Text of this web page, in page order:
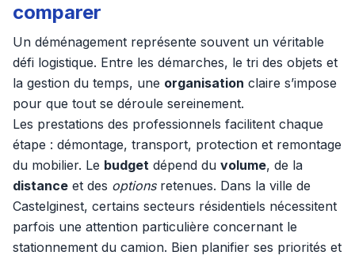
comparer
Un déménagement représente souvent un véritable
défi logistique. Entre les démarches, le tri des objets et
la gestion du temps, une organisation claire s’impose
pour que tout se déroule sereinement.
Les prestations des professionnels facilitent chaque
étape : démontage, transport, protection et remontage
du mobilier. Le budget dépend du volume, de la
distance et des optionsretenues. Dans la ville de
Castelginest, certains secteurs résidentiels nécessitent
parfois une attention particulière concernant le
stationnement du camion. Bien planifier ses priorités et